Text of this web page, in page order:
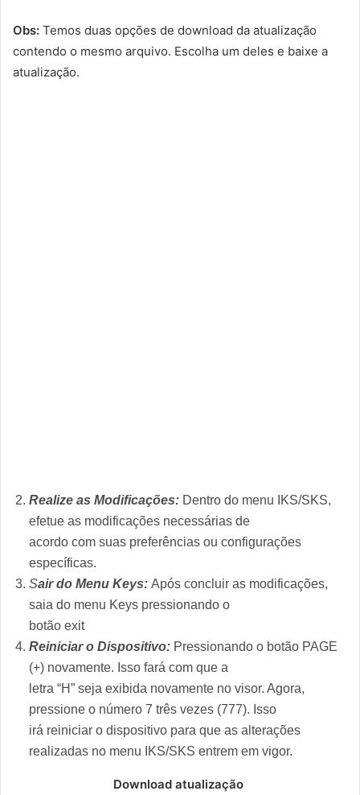
Obs: Temos duas opções de download da atualização
contendo o mesmo arquivo. Escolha um deles e baixe a
atualização.
Realize as Modificações: Dentro do menu IKS/SKS,
efetue as modificações necessárias de
acordo com suas preferências ou configurações
específicas.
Sair do Menu Keys: Após concluir as modificações,
saia do menu Keys pressionando o
botão exit
Reiniciar o Dispositivo: Pressionando o botão PAGE
(+) novamente. Isso fará com que a
letra “H” seja exibida novamente no visor. Agora,
pressione o número 7 três vezes (777). Isso
irá reiniciar o dispositivo para que as alterações
realizadas no menu IKS/SKS entrem em vigor.
Download atualização